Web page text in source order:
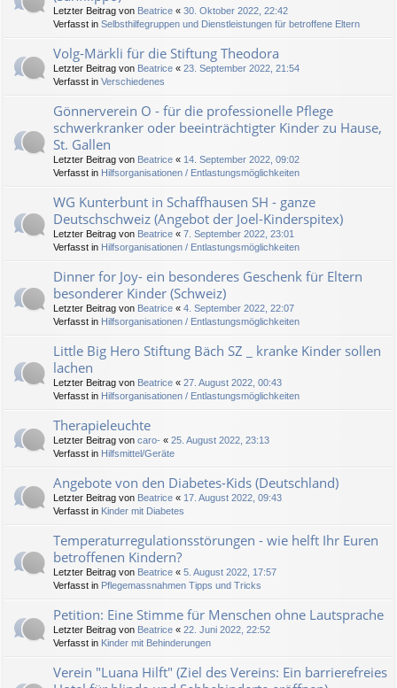
Letzter Beitrag von Beatrice « 30. Oktober 2022, 22:42
Verfasst in Selbsthilfegruppen und Dienstleistungen für betroffene Eltern
Volg-Märkli für die Stiftung Theodora
Letzter Beitrag von Beatrice « 23. September 2022, 21:54
Verfasst in Verschiedenes
Gönnerverein O - für die professionelle Pflege
schwerkranker oder beeinträchtigter Kinder zu Hause,
St. Gallen
Letzter Beitrag von Beatrice « 14. September 2022, 09:02
Verfasst in Hilfsorganisationen / Entlastungsmöglichkeiten
WG Kunterbunt in Schaffhausen SH - ganze
Deutschschweiz (Angebot der Joel-Kinderspitex)
Letzter Beitrag von Beatrice « 7. September 2022, 23:01
Verfasst in Hilfsorganisationen / Entlastungsmöglichkeiten
Dinner for Joy- ein besonderes Geschenk für Eltern
besonderer Kinder (Schweiz)
Letzter Beitrag von Beatrice « 4. September 2022, 22:07
Verfasst in Hilfsorganisationen / Entlastungsmöglichkeiten
Little Big Hero Stiftung Bäch SZ _ kranke Kinder sollen
lachen
Letzter Beitrag von Beatrice « 27. August 2022, 00:43
Verfasst in Hilfsorganisationen / Entlastungsmöglichkeiten
Therapieleuchte
Letzter Beitrag von caro- « 25. August 2022, 23:13
Verfasst in Hilfsmittel/Geräte
Angebote von den Diabetes-Kids (Deutschland)
Letzter Beitrag von Beatrice « 17. August 2022, 09:43
Verfasst in Kinder mit Diabetes
Temperaturregulationsstörungen - wie helft Ihr Euren
betroffenen Kindern?
Letzter Beitrag von Beatrice « 5. August 2022, 17:57
Verfasst in Pflegemassnahmen Tipps und Tricks
Petition: Eine Stimme für Menschen ohne Lautsprache
Letzter Beitrag von Beatrice « 22. Juni 2022, 22:52
Verfasst in Kinder mit Behinderungen
Verein "Luana Hilft" (Ziel des Vereins: Ein barrierefreies